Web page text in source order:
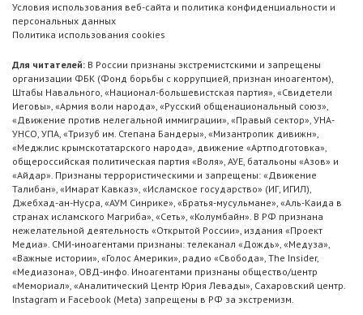
Условия использования веб-сайта и политика конфиденциальности и
персональных данных
Политика использования cookies
Для читателей: В России признаны экстремистскими и запрещены
организации ФБК (Фонд борьбы с коррупцией, признан иноагентом),
Штабы Навального, «Национал-большевистская партия», «Свидетели
Иеговы», «Армия воли народа», «Русский общенациональный союз»,
«Движение против нелегальной иммиграции», «Правый сектор», УНА-
УНСО, УПА, «Тризуб им. Степана Бандеры», «Мизантропик дивижн»,
«Меджлис крымскотатарского народа», движение «Артподготовка»,
общероссийская политическая партия «Воля», АУЕ, батальоны «Азов» и
«Айдар». Признаны террористическими и запрещены: «Движение
Талибан», «Имарат Кавказ», «Исламское государство» (ИГ, ИГИЛ),
Джебхад-ан-Нусра, «АУМ Синрике», «Братья-мусульмане», «Аль-Каида в
странах исламского Магриба», «Сеть», «Колумбайн». В РФ признана
нежелательной деятельность «Открытой России», издания «Проект
Медиа». СМИ-иноагентами признаны: телеканал «Дождь», «Медуза»,
«Важные истории», «Голос Америки», радио «Свобода», The Insider,
«Медиазона», ОВД-инфо. Иноагентами признаны общество/центр
«Мемориал», «Аналитический Центр Юрия Левады», Сахаровский центр.
Instagram и Facebook (Metа) запрещены в РФ за экстремизм.